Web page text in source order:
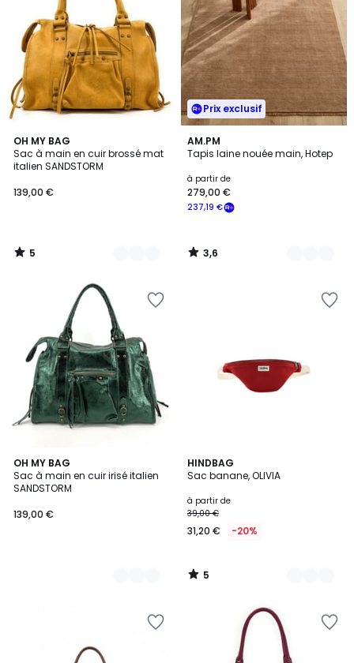
OH MY BAG
Sac à main en cuir brossé mat
italien SANDSTORM
€.
139,00 €
5
/
5
13
Couleurs
5
/
Prix exclusif
AM.PM
Tapis laine nouée main, Hotep
à partir de
237,19 €
279,00 €
3,6
/ 5
7
Couleurs
3,6
/
OH MY BAG
Sac à main en cuir irisé italien
SANDSTORM
139,00 €
10
Couleurs
HINDBAG
Sac banane, OLIVIA
à partir de
39,00 €
31,20 € -20%
5
/
17
Couleurs
5
/